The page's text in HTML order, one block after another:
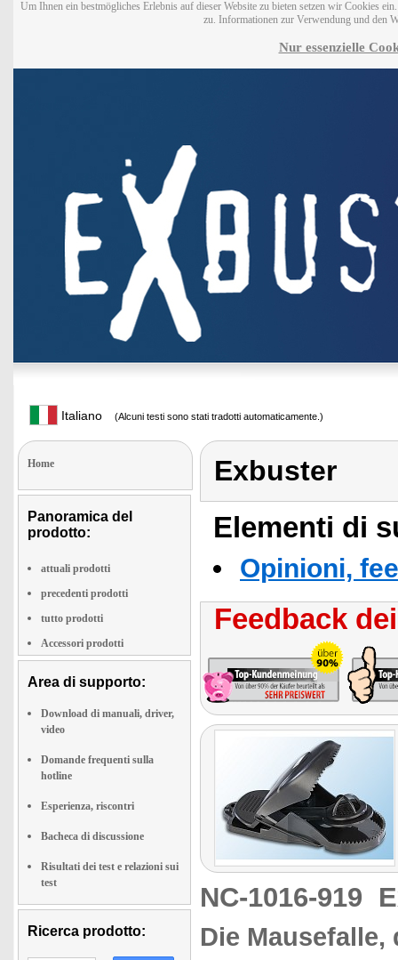
Um Ihnen ein bestmögliches Erlebnis auf dieser Website zu bieten setzen wir Cookies
zu. Informationen zur Verwendung und den
Nur essenzielle
Italiano (Alcuni testi sono stati tradotti automaticamente.)
Home
Panoramica del
prodotto:
attuali prodotti
precedenti prodotti
tutto prodotti
Accessori prodotti
Area di supporto:
Download di manuali, driver,
video
Domande frequenti sulla
hotline
Esperienza, riscontri
Bacheca di discussione
Risultati dei test e relazioni sui
test
Ricerca prodotto:
Exbuster
Elementi di
Opinioni,
Feedback
NC-1016-919
Die